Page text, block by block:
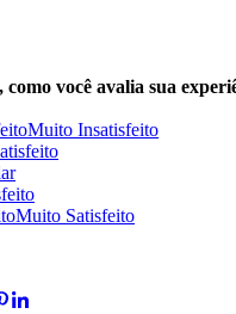
você avalia sua
Muito Insatisfeito
Muito Satisfeito